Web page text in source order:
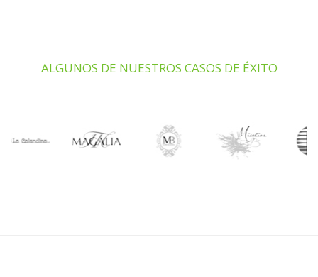
ALGUNOS DE NUESTROS CASOS DE ÉXITO